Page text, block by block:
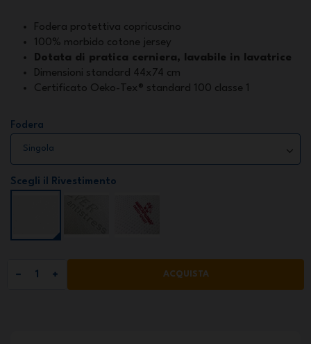
Fodera protettiva copricuscino
100% morbido cotone jersey
Dotata di pratica cerniera, lavabile in lavatrice
Dimensioni standard 44x74 cm
Certificato Oeko-Tex® standard 100 classe 1
Fodera
Scegli il Rivestimento
ACQUISTA